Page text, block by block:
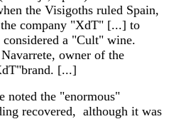
the Visigoths ruled Spain,
the company "XdT" [...] to
considered a "Cult" wine.
owner of the
brand. [...]
noted the "enormous"
recovered, although it was